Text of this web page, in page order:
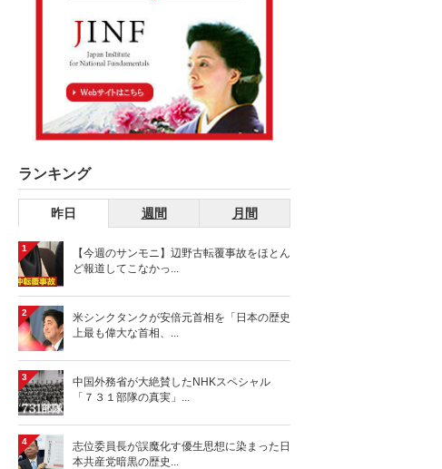
ランキング
昨日 週間 月間
1
【今週のサンモニ】辺野古転覆事故をほとん
ど報道してこなかっ...
2
米シンクタンクが安倍元首相を「日本の歴史
上最も偉大な首相、...
3
中国外務省が大絶賛したNHKスペシャル
「７３１部隊の真実」...
4
志位委員長が誤魔化す優生思想に染まった日
本共産党暗黒の歴史...